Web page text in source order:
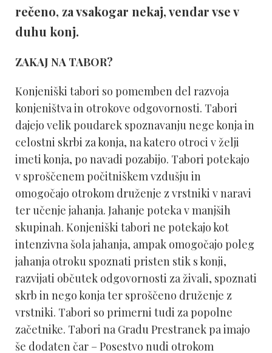
rečeno, za vsakogar nekaj, vendar vse v
duhu konj.
ZAKAJ NA TABOR?
Konjeniški tabori so pomemben del razvoja
konjeništva in otrokove odgovornosti. Tabori
dajejo velik poudarek spoznavanju nege konja in
celostni skrbi za konja, na katero otroci v želji
imeti konja, po navadi pozabijo. Tabori potekajo
v sproščenem počitniškem vzdušju in
omogočajo otrokom druženje z vrstniki v naravi
ter učenje jahanja. Jahanje poteka v manjših
skupinah. Konjeniški tabori ne potekajo kot
intenzivna šola jahanja, ampak omogočajo poleg
jahanja otroku spoznati pristen stik s konji,
razvijati občutek odgovornosti za živali, spoznati
skrb in nego konja ter sproščeno druženje z
vrstniki. Tabori so primerni tudi za popolne
začetnike. Tabori na Gradu Prestranek pa imajo
še dodaten čar – Posestvo nudi otrokom